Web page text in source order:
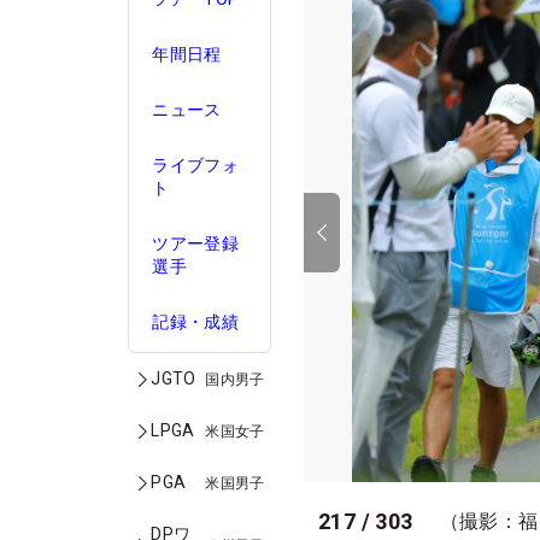
年間日程
ニュース
ライブフォ
ト
ツアー登録
選手
記録・成績
JGTO 国内男子
LPGA 米国女子
PGA 米国男子
DPワ 217 / 303 （撮影：